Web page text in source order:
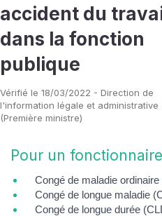
accident du
dans la fonction
publique
Vérifié le 18/03/2022 - Direction de
l'information légale et administrative
(Première ministre)
Pour un fonctionnaire
Congé de maladie
Congé de longue maladie
Congé de longue durée